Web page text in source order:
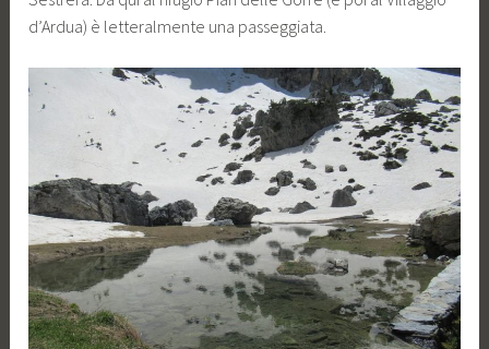
d’Ardua) è letteralmente una passeggiata.